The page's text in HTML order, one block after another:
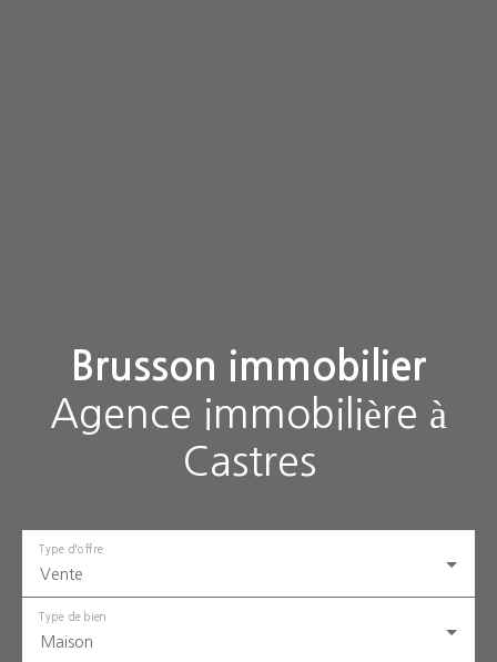
Brusson immobilier
Agence immobilière à
Castres
Vente
Type d'offre
Maison
Type de bien